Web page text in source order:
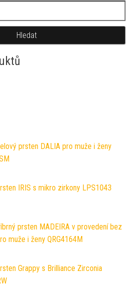
Hledat
prsten DALIA pro muže i ženy
IRIS s mikro zirkony LPS1043
prsten MADEIRA v provedení bez
muže i ženy QRG4164M
Grappy s Brilliance Zirconia